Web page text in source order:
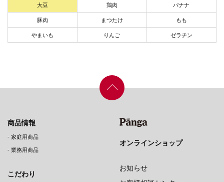
大豆 鶏肉 バナナ
豚肉 まつたけ もも
やまいも りんご ゼラチン
商品情報
- 家庭用商品
- 業務用商品
こだわり
オンラインショップ
お知らせ